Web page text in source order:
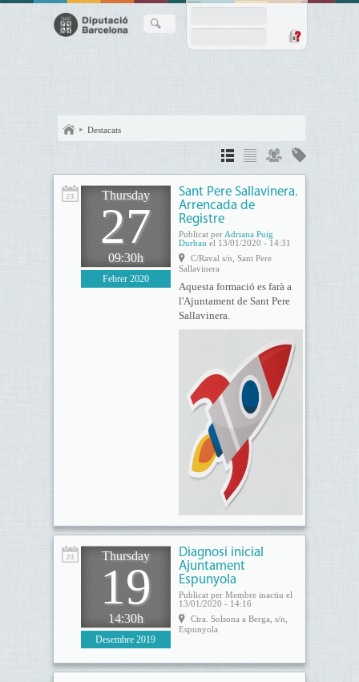
Destacats
Thursday
27
09:30h
Febrer 2020
Sant Pere Sallavinera.
Arrencada de
Registre
Publicat per Adriana Puig
Durbau el 13/01/2020 - 14:31
C/Raval s/n, Sant Pere
Sallavinera
Aquesta formació es farà a
l'Ajuntament de Sant Pere
Sallavinera.
Thursday
19
14:30h
Desembre 2019
Diagnosi inicial
Ajuntament
Espunyola
Publicat per Membre inactiu el
13/01/2020 - 14:16
Ctra. Solsona a Berga, s/n,
Espunyola